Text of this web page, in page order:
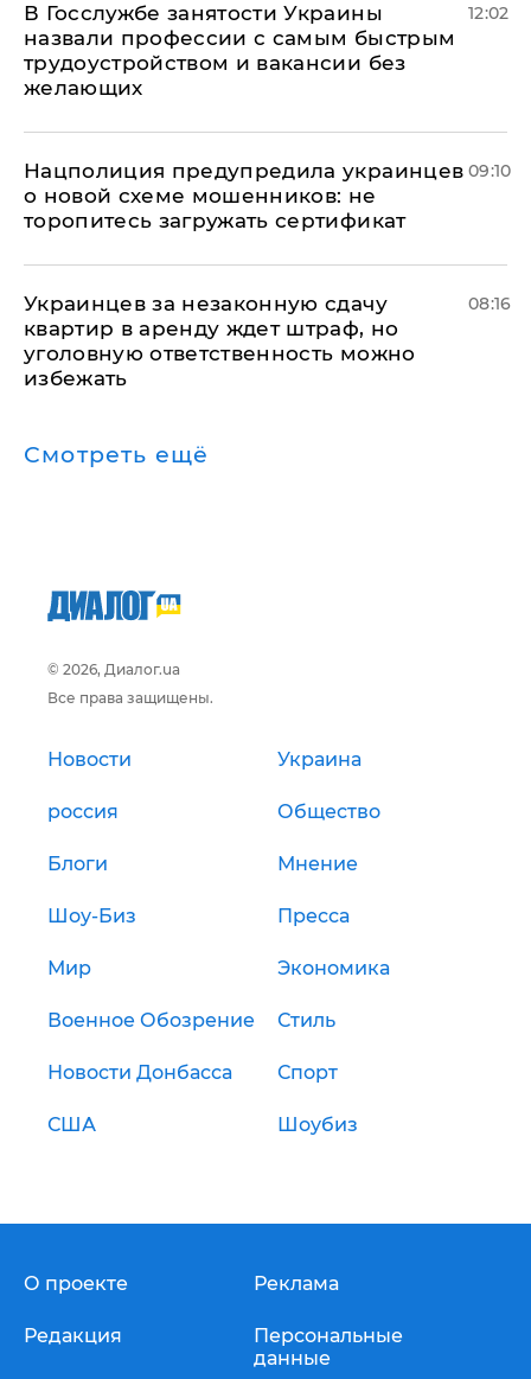
В Госслужбе занятости Украины
назвали профессии с самым быстрым
трудоустройством и вакансии без
желающих
12:02
Нацполиция предупредила украинцев
о новой схеме мошенников: не
торопитесь загружать сертификат
09:10
Украинцев за незаконную сдачу
квартир в аренду ждет штраф, но
уголовную ответственность можно
избежать
08:16
Смотреть ещё
© 2026, Диалог.ua
Все права защищены.
Новости Украина
россия Общество
Блоги Мнение
Шоу-Биз Пресса
Мир Экономика
Военное Обозрение Стиль
Новости Донбасса Спорт
США Шоубиз
О проекте
Редакция
Реклама
Персональные
данные